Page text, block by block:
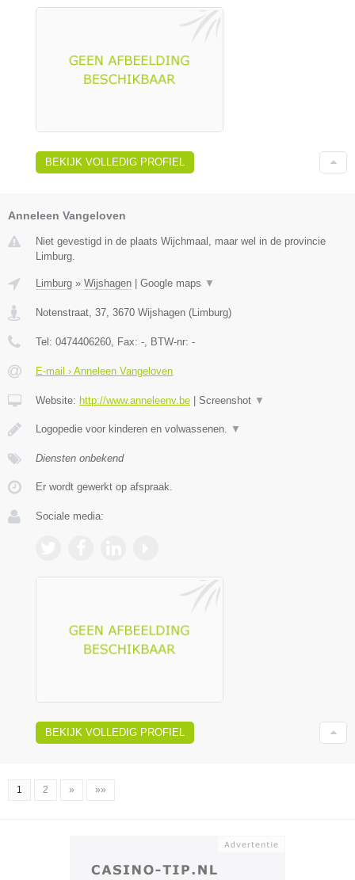
BEKIJK VOLLEDIG PROFIEL
Anneleen Vangeloven
Niet gevestigd in de plaats Wijchmaal, maar wel in de provincie
Limburg.
Limburg » Wijshagen Google maps ▼
Notenstraat, 37, 3670 Wijshagen (Limburg)
Tel: 0474406260, Fax: -, BTW-nr: -
E-mail › Anneleen Vangeloven
Website: http://www.anneleenv.be Screenshot ▼
Logopedie voor kinderen en volwassenen. ▼
Diensten onbekend
Er wordt gewerkt op afspraak.
Sociale media:
BEKIJK VOLLEDIG PROFIEL
1 2 » »»